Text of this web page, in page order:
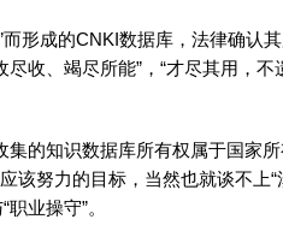
而形成的CNKI数据库，法律确认
尽收、竭尽所能”，“才尽其用，
集的知识数据库所有权属于国家
该努力的目标，当然也就谈不上
业操守”。